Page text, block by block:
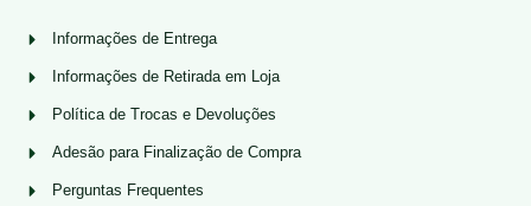
Informações de Entrega
Informações de Retirada em Loja
Política de Trocas e Devoluções
Adesão para Finalização de Compra
Perguntas Frequentes